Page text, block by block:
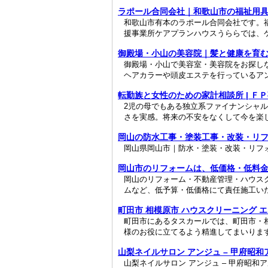
ラポール合同会社｜和歌山市の福祉用
和歌山市有本のラポール合同会社です
援事業所ケアプランハウスうららでは
御殿場・小山の美容院｜髪と健康を育
御殿場・小山で美容室・美容院をお探
ヘアカラーや頭皮エステを行っている
転勤族と女性のための家計相談所 | Ｆ
2児の母でもある独立系ファイナンシャ
さを実感。将来の不安をなくして今を
岡山の防水工事・塗装工事・改装・リ
岡山県岡山市｜防水・塗装・改装・リ
岡山市のリフォームは、低価格・低料
岡山のリフォーム・不動産管理・ハウ
ムなど、低予算・低価格にて責任施工
町田市 相模原市 ハウスクリーニング
町田市にあるタスカールでは、町田市
様のお役に立てるよう精進してまいりま
山梨ネイルサロン アンジュ – 甲府昭
山梨ネイルサロン アンジュ – 甲府昭和